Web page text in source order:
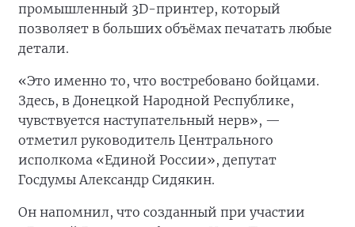
промышленный 3D-принтер, который
позволяет в больших объёмах печатать любые
детали.
«Это именно то, что востребовано бойцами.
Здесь, в Донецкой Народной Республике,
чувствуется наступательный нерв», —
отметил руководитель Центрального
исполкома «Единой России», депутат
Госдумы Александр Сидякин.
Он напомнил, что созданный при участии